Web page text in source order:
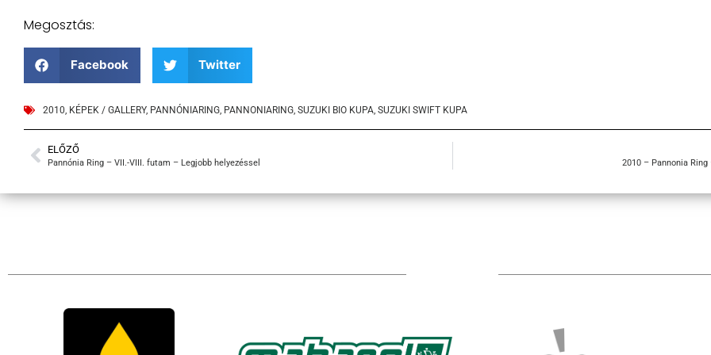
Megosztás:
Facebook Twitter
2010, KÉPEK / GALLERY, PANNÓNIARING, PANNONIARING, SUZUKI BIO KUPA, SUZUKI SWIFT KUPA
ELŐZŐ
Pannónia Ring – VII.-VIII. futam – Legjobb helyezéssel 2010 – Pannonia